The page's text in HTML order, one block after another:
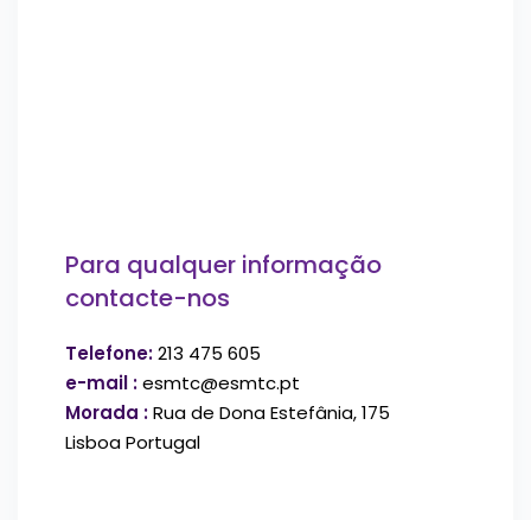
Para qualquer informação
contacte-nos
Telefone:213 475 605
e-mail :esmtc@esmtc.pt
Morada :Rua de Dona Estefânia, 175
Lisboa Portugal